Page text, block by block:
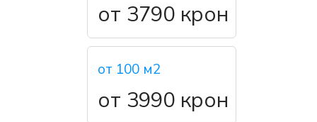
от 3790 крон
от 100 м2
от 3990 крон